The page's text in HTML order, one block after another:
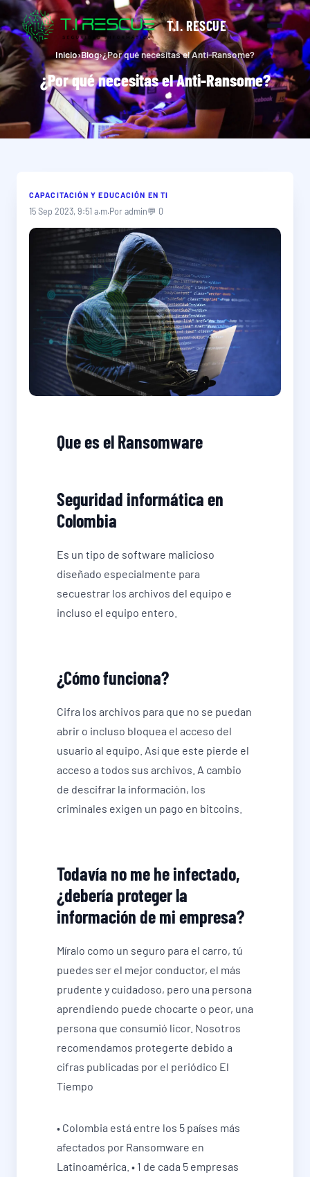
T.I. RESCUE
Inicio›Blog›¿Por qué necesitas el Anti-Ransome?
¿Por qué necesitas el Anti-Ransome?
CAPACITACIÓN Y EDUCACIÓN EN TI
15 Sep 2023, 9:51 a.m.Por admin💬 0
Que es el Ransomware
Seguridad informática en
Colombia
Es un tipo de software malicioso
diseñado especialmente para
secuestrar los archivos del equipo e
incluso el equipo entero.
¿Cómo funciona?
Cifra los archivos para que no se puedan
abrir o incluso bloquea el acceso del
usuario al equipo. Así que este pierde el
acceso a todos sus archivos. A cambio
de descifrar la información, los
criminales exigen un pago en bitcoins.
Todavía no me he infectado,
¿debería proteger la
información de mi empresa?
Míralo como un seguro para el carro, tú
puedes ser el mejor conductor, el más
prudente y cuidadoso, pero una persona
aprendiendo puede chocarte o peor, una
persona que consumió licor. Nosotros
recomendamos protegerte debido a
cifras publicadas por el periódico El
Tiempo
• Colombia está entre los 5 países más
afectados por Ransomware en
Latinoamérica. • 1 de cada 5 empresas